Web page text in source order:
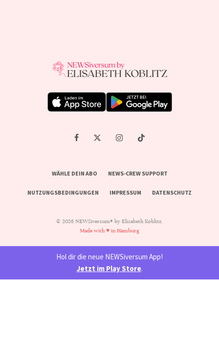
WÄHLE DEIN ABO NEWS-CREW SUPPORT
NUTZUNGSBEDINGUNGEN IMPRESSUM DATENSCHUTZ
© 2026 NEWSiversum® by Elisabeth Koblitz.
Made with ♥ in Hamburg
Hol dir die neue NEWSiversum App!
Jetzt im Play Store.